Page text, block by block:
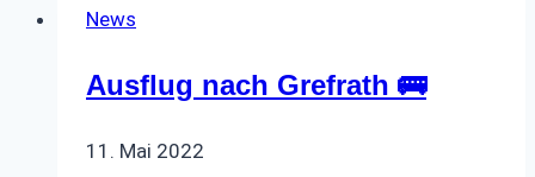
News
Ausflug nach Grefrath 🚌
11. Mai 2022